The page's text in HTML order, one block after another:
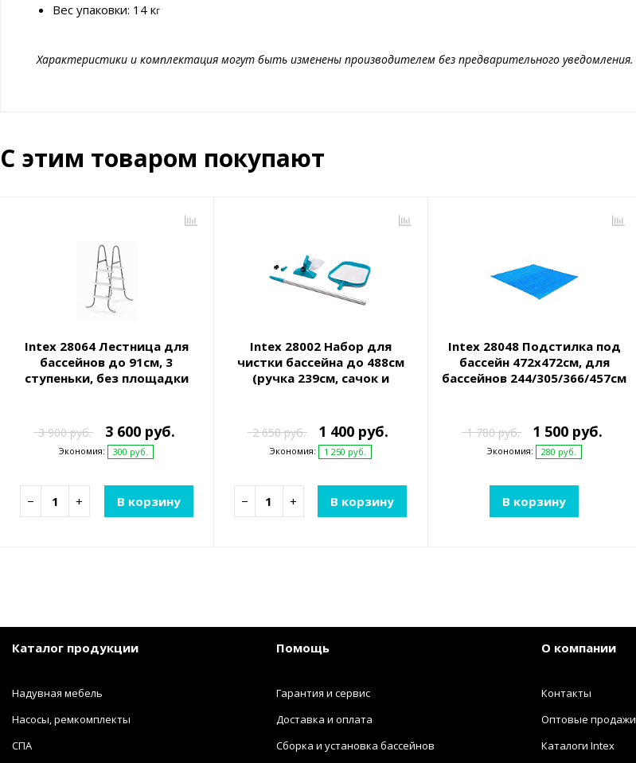
Вес упаковки: 14 кг
Характеристики и комплектация могут быть изменены производителем без предварительного уведомления.
С этим товаром покупают
Intex 28064 Лестница для
бассейнов до 91см, 3
ступеньки, без площадки
3 900 руб. 3 600 руб.
Экономия: 300 руб.
− + В корзину
Intex 28002 Набор для
чистки бассейна до 488см
(ручка 239см, сачок и
2 650 руб. 1 400 руб.
Экономия: 1 250 руб.
− + В корзину
Intex 28048 Подстилка под
бассейн 472х472см, для
бассейнов 244/305/366/457см
1 780 руб. 1 500 руб.
Экономия: 280 руб.
В корзину
Каталог продукции
Надувная мебель
Насосы, ремкомплекты
СПА
Помощь
Гарантия и сервис
Доставка и оплата
Сборка и установка бассейнов
О компании
Контакты
Оптовые продажи
Каталоги Intex